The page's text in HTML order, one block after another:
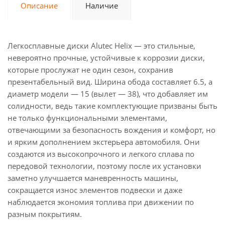
Описание Наличие
Легкосплавные диски Alutec Helix — это стильные,
невероятно прочные, устойчивые к коррозии диски,
которые прослужат не один сезон, сохранив
презентабельный вид. Ширина обода составляет 6.5, а
диаметр модели — 15 (вылет — 38), что добавляет им
солидности, ведь такие комплектующие призваны быть
не только функциональными элементами,
отвечающими за безопасность вождения и комфорт, но
и ярким дополнением экстерьера автомобиля. Они
создаются из высокопрочного и легкого сплава по
передовой технологии, поэтому после их установки
заметно улучшается маневренность машины,
сокращается износ элементов подвески и даже
наблюдается экономия топлива при движении по
разным покрытиям.